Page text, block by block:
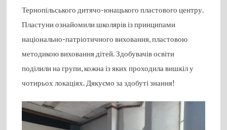
Тернопільського дитячо-юнацького пластового центру.
Пластуни ознайомили школярів із принципами
національно-патріотичного виховання, пластовою
методикою виховання дітей. Здобувачів освіти
поділили на групи, кожна із яких проходила вишкіл у
чотирьох локаціях. Дякуємо за здобуті знання!